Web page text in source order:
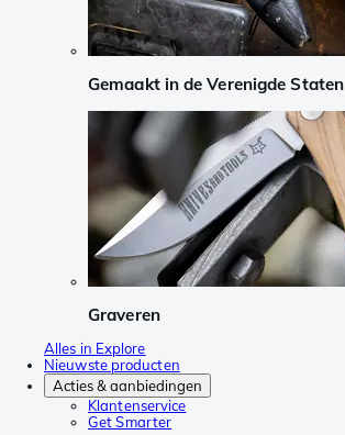
Gemaakt in de Verenigde Staten
Graveren
Alles in Explore
Nieuwste producten
Acties & aanbiedingen
Klantenservice
Get Smarter